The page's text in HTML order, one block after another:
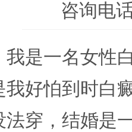
咨询电
我是一名女性
我好怕到时白
法穿，结婚是